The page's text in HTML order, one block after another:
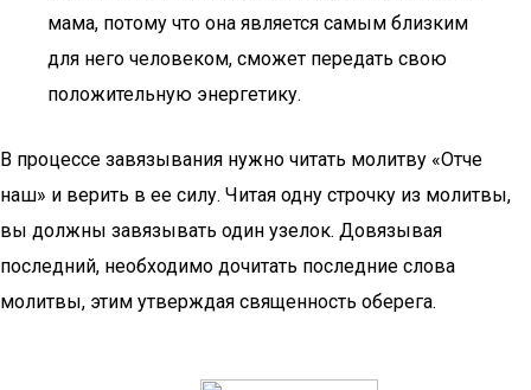
мама, потому что она является самым близким
для него человеком, сможет передать свою
положительную энергетику.
В процессе завязывания нужно читать молитву «Отче
наш» и верить в ее силу. Читая одну строчку из молитвы,
вы должны завязывать один узелок. Довязывая
последний, необходимо дочитать последние слова
молитвы, этим утверждая священность оберега.